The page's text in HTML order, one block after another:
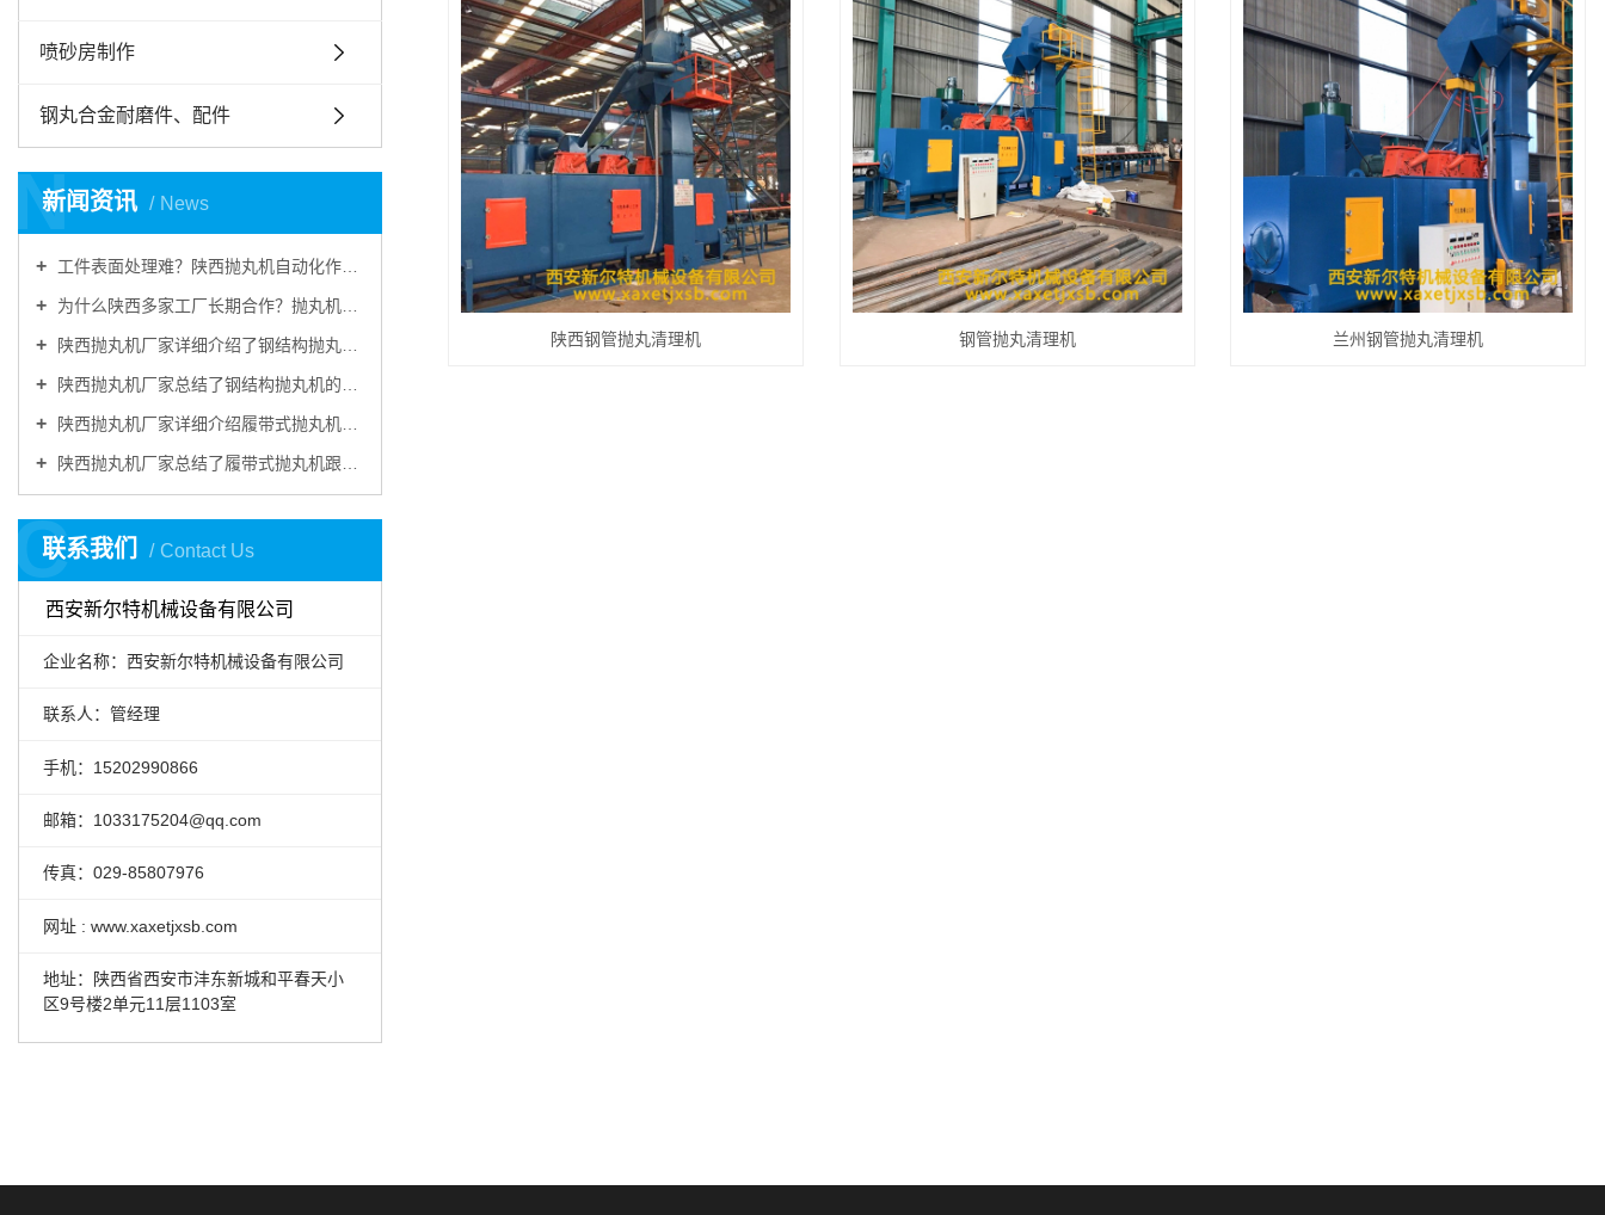
喷砂房制作
钢丸合金耐磨件、配件
新闻资讯 News
N
工件表面处理难？陕西抛丸机自动化作业，提升工件品质
为什么陕西多家工厂长期合作？抛丸机耐用稳定、售后靠谱
陕西抛丸机厂家详细介绍了钢结构抛丸机的结构装置
陕西抛丸机厂家总结了钢结构抛丸机的主要特点
陕西抛丸机厂家详细介绍履带式抛丸机由哪些部分组成
陕西抛丸机厂家总结了履带式抛丸机跟别的抛丸机做金属表面清理的优势
联系我们 Contact Us
C
西安新尔特机械设备有限公司
企业名称：西安新尔特机械设备有限公司
联系人：管经理
手机：15202990866
邮箱：1033175204@qq.com
传真：029-85807976
网址 : www.xaxetjxsb.com
地址：陕西省西安市沣东新城和平春天小
区9号楼2单元11层1103室
陕西钢管抛丸清理机 钢管抛丸清理机 兰州钢管抛丸清理机